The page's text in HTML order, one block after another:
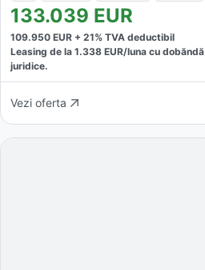
133.039 EUR
109.950 EUR + 21% TVA deductibil
Leasing de la 1.338 EUR/luna cu dobăndă
juridice.
Vezi oferta